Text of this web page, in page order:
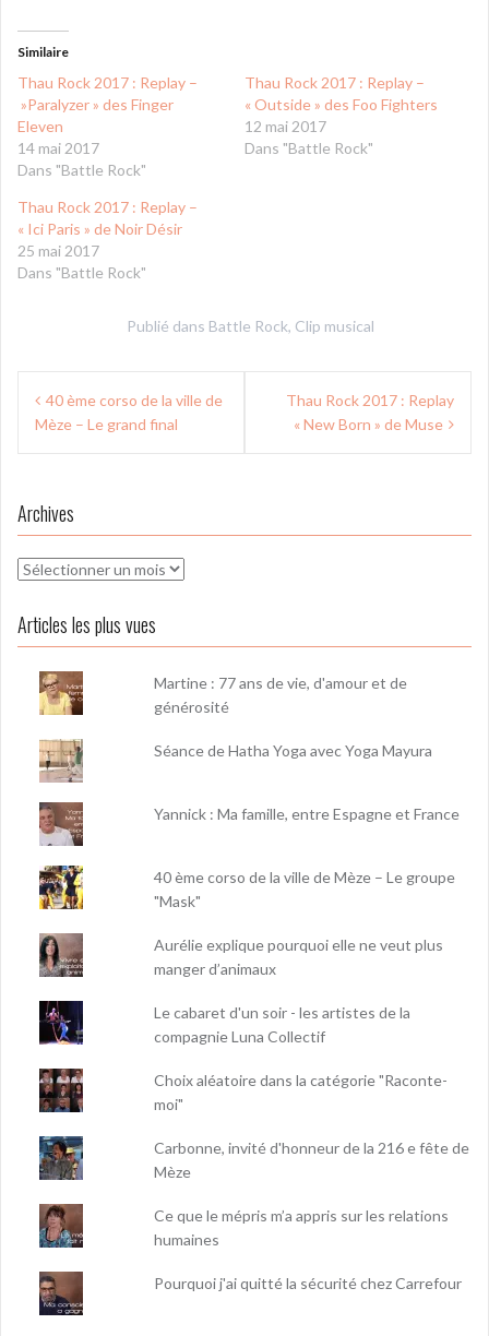
Similaire
Thau Rock 2017 : Replay –
»Paralyzer » des Finger
Eleven
14 mai 2017
Dans "Battle Rock"
Thau Rock 2017 : Replay –
« Outside » des Foo Fighters
12 mai 2017
Dans "Battle Rock"
Thau Rock 2017 : Replay –
« Ici Paris » de Noir Désir
25 mai 2017
Dans "Battle Rock"
Publié dans Battle Rock, Clip musical
Navigation
de40 ème corso de la ville de
Mèze – Le grand final
Thau Rock 2017 : Replay
« New Born » de Muse
Archives
Archives
Articles les plus vues
Martine : 77 ans de vie, d'amour et de
générosité
Séance de Hatha Yoga avec Yoga Mayura
Yannick : Ma famille, entre Espagne et France
40 ème corso de la ville de Mèze – Le groupe
"Mask"
Aurélie explique pourquoi elle ne veut plus
manger d’animaux
Le cabaret d'un soir - les artistes de la
compagnie Luna Collectif
Choix aléatoire dans la catégorie "Raconte-
moi"
Carbonne, invité d'honneur de la 216 e fête de
Mèze
Ce que le mépris m’a appris sur les relations
humaines
Pourquoi j'ai quitté la sécurité chez Carrefour